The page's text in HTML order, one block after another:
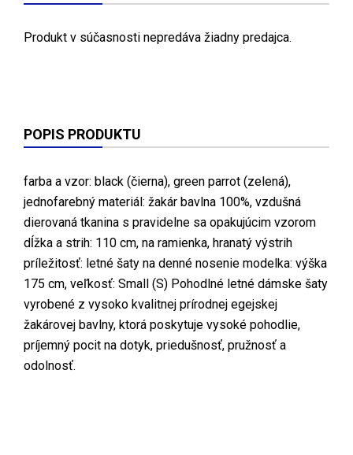
Produkt v súčasnosti nepredáva žiadny predajca.
POPIS PRODUKTU
farba a vzor: black (čierna), green parrot (zelená),
jednofarebný materiál: žakár bavlna 100%, vzdušná
dierovaná tkanina s pravidelne sa opakujúcim vzorom
dĺžka a strih: 110 cm, na ramienka, hranatý výstrih
príležitosť: letné šaty na denné nosenie modelka: výška
175 cm, veľkosť: Small (S) Pohodlné letné dámske šaty
vyrobené z vysoko kvalitnej prírodnej egejskej
žakárovej bavlny, ktorá poskytuje vysoké pohodlie,
príjemný pocit na dotyk, priedušnosť, pružnosť a
odolnosť.